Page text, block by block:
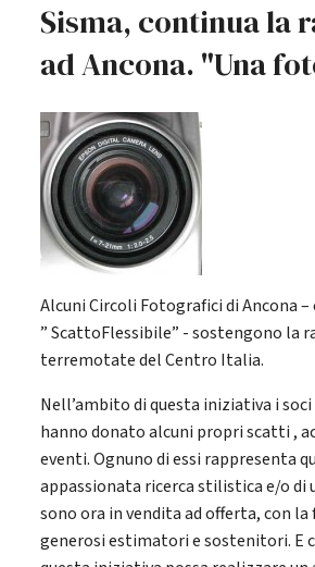
Sisma, continua la
ad Ancona. "Una
Alcuni Circoli Fotografici di Ancona
” ScattoFlessibile” - sostengono la
terremotate del Centro Italia.
Nell’ambito di questa iniziativa i
hanno donato alcuni propri scatti ,
eventi. Ognuno di essi rappresenta
appassionata ricerca stilistica e/o di
sono ora in vendita ad offerta, con
generosi estimatori e sostenitori. E